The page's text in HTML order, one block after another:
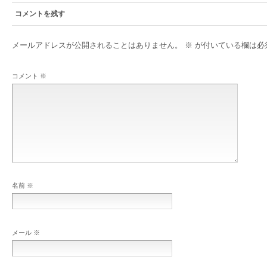
コメントを残す
メールアドレスが公開されることはありません。 ※ が付いている欄は必
コメント ※
名前 ※
メール ※